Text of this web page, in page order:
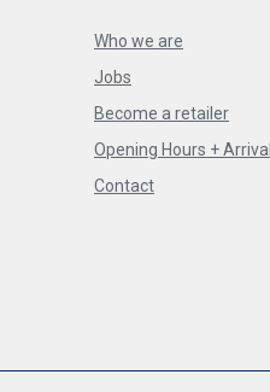
Who we are
Jobs
Become a retailer
Opening Hours + Arrival
Contact